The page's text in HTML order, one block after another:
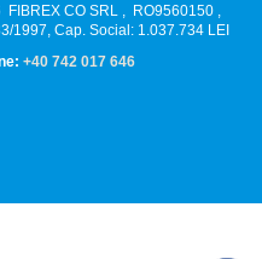
FIBREX CO SRL RO9560150
1997, Cap. Social: 1.037.734 LEI
+40 742 017 646